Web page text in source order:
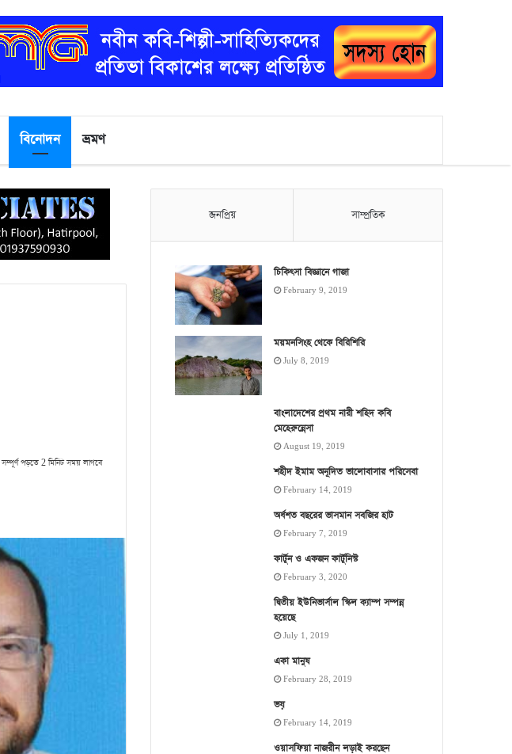
বিনোদন ভ্রমণ
সম্পূর্ণ পড়তে 2 মিনিট সময় লাগবে
জনপ্রিয় সাম্প্রতিক
চিকিৎসা বিজ্ঞানে গাজা
February 9, 2019
ময়মনসিংহ থেকে বিরিশিরি
July 8, 2019
বাংলাদেশের প্রথম নারী শহিদ কবি
মেহেরুন্নেসা
August 19, 2019
শহীদ ইমাম অনূদিত ভালোবাসার পরিসেবা
February 14, 2019
অর্ধশত বছরের ভাসমান সবজির হাট
February 7, 2019
কার্টুন ও একজন কার্টুনিস্ট
February 3, 2020
দ্বিতীয় ইউনিভার্সাল স্কিল ক্যাম্প সম্পন্ন
হয়েছে
July 1, 2019
একা মানুষ
February 28, 2019
ভয়
February 14, 2019
ওয়াসফিয়া নাজরীন লড়াই করছেন